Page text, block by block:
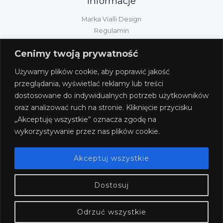
Cenimy twoją prywatność
Używamy plików cookie, aby poprawić jakość
przeglądania, wyświetlać reklamy lub treści
dostosowane do indywidualnych potrzeb użytkowników
oraz analizować ruch na stronie. Kliknięcie przycisku
„Akceptuję wszystkie” oznacza zgodę na
wykorzystywanie przez nas plików cookie.
Dostosuj
Odrzuć wszystkie
Akceptuj wszystkie
Marka Vialli Design
Regulamin
Kontakt
Obsługa klienta
Wysyłka/dostawa/płatność
Odstąpienie od umowy